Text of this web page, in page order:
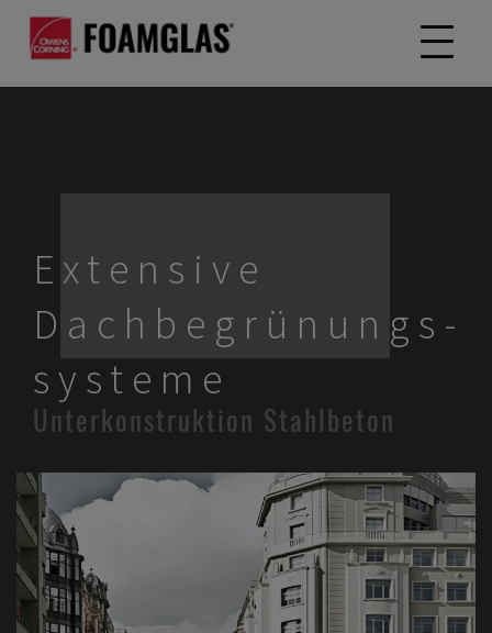
Extensive
Dachbegrünungs-
systeme
Unterkonstruktion Stahlbeton